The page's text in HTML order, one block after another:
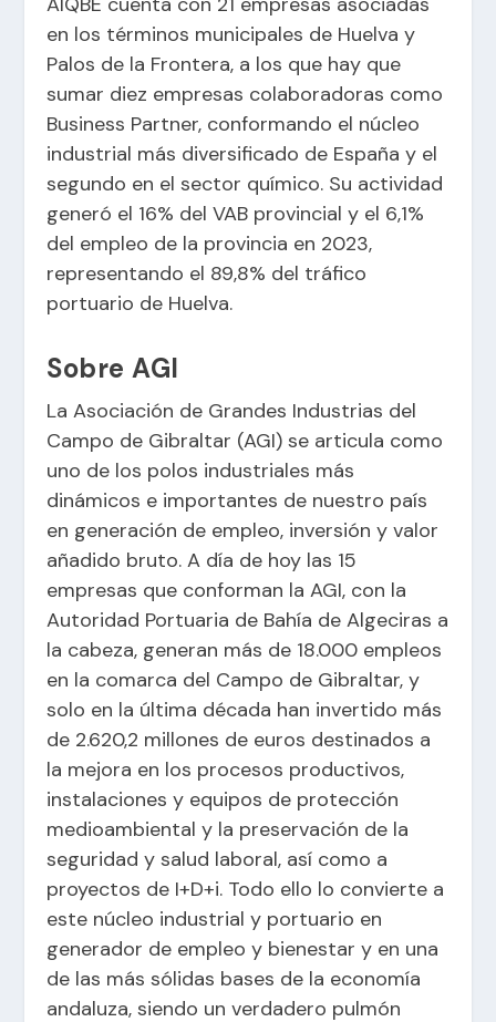
en los términos municipales de Huelva y
Palos de la Frontera, a los que hay que
sumar diez empresas colaboradoras como
Business Partner, conformando el núcleo
industrial más diversificado de España y el
segundo en el sector químico. Su actividad
generó el 16% del VAB provincial y el 6,1%
del empleo de la provincia en 2023,
representando el 89,8% del tráfico
portuario de Huelva.
Sobre AGI
La Asociación de Grandes Industrias del
Campo de Gibraltar (AGI) se articula como
uno de los polos industriales más
dinámicos e importantes de nuestro país
en generación de empleo, inversión y valor
añadido bruto. A día de hoy las 15
empresas que conforman la AGI, con la
Autoridad Portuaria de Bahía de Algeciras a
la cabeza, generan más de 18.000 empleos
en la comarca del Campo de Gibraltar, y
solo en la última década han invertido más
de 2.620,2 millones de euros destinados a
la mejora en los procesos productivos,
instalaciones y equipos de protección
medioambiental y la preservación de la
seguridad y salud laboral, así como a
proyectos de I+D+i. Todo ello lo convierte a
este núcleo industrial y portuario en
generador de empleo y bienestar y en una
de las más sólidas bases de la economía
andaluza, siendo un verdadero pulmón